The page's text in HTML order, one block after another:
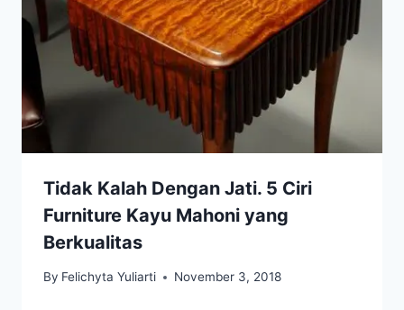
Tidak Kalah Dengan Jati. 5 Ciri
Furniture Kayu Mahoni yang
Berkualitas
By Felichyta Yuliarti November 3, 2018